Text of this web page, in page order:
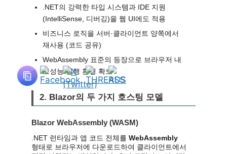
.NET의 강력한 타입 시스템과 IDE 지원
(IntelliSense, 디버깅)을 웹 UI에도 적용
비즈니스 로직을 서버·클라이언트 양쪽에서
재사용 (코드 공유)
WebAssembly 표준의 등장으로 브라우저 내
고성능 실행 환경 확보
2. Blazor의 두 가지 호스팅 모델
Blazor WebAssembly (WASM)
.NET 런타임과 앱 코드 전체를 WebAssembly
형태로 브라우저에 다운로드하여 클라이언트에서